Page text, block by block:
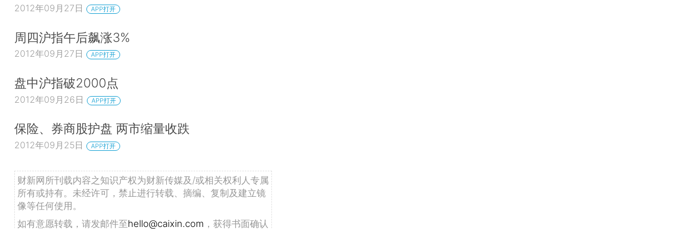
2012年09月27日 APP打开
周四沪指午后飙涨3%
2012年09月27日 APP打开
盘中沪指破2000点
2012年09月26日 APP打开
保险、券商股护盘 两市缩量收跌
2012年09月25日 APP打开
财新网所刊载内容之知识产权为财新传媒及/或相关权利人专属
所有或持有。未经许可，禁止进行转载、摘编、复制及建立镜
像等任何使用。
如有意愿转载，请发邮件至hello@caixin.com ，获得书面确认